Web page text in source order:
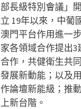
長級特別會議」
19年以來，中葡
門平台作用進一
各領域合作提出3
作，共健衛生共
展新動能；以及
論壇新能級；推
新台階。